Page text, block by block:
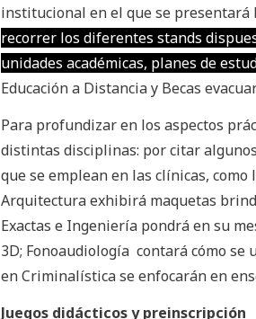
institucional en el que se presentará
recorrer los diferentes stands
unidades académicas, planes de
Educación a Distancia y Becas
Para profundizar en los aspectos
distintas disciplinas: por citar
que se emplean en las clínicas,
Arquitectura exhibirá maquetas
Exactas e Ingeniería pondrá en su
3D; Fonoaudiología contará cómo
en Criminalística se enfocarán en
Juegos didácticos y preinscripción